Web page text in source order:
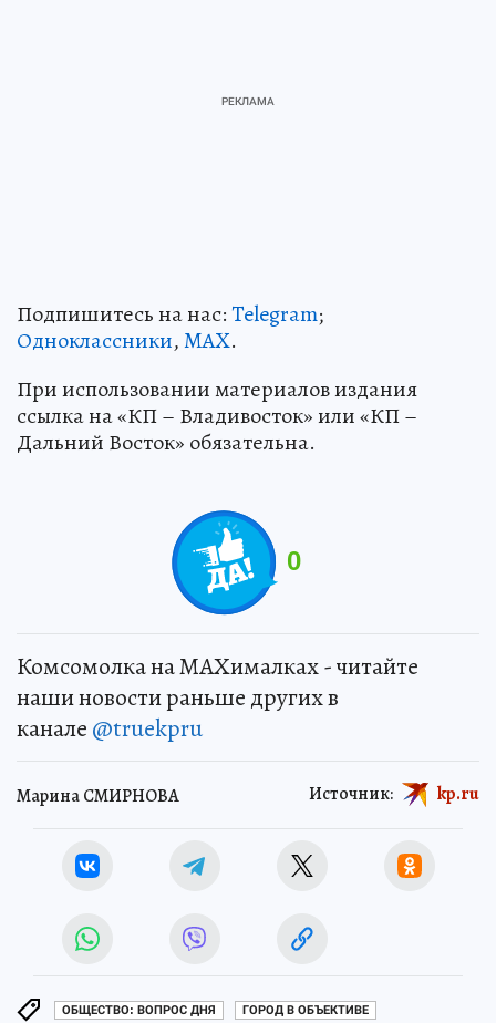
Подпишитесь на нас:Telegram;
Одноклассники,MAX.
При использовании материалов издания
ссылка на «КП – Владивосток» или «КП –
Дальний Восток» обязательна.
0
Комсомолка на MAXималках - читайте
наши новости раньше других в
канале @truekpru
Марина СМИРНОВА Источник: kp.ru
ОБЩЕСТВО: ВОПРОС ДНЯ ГОРОД В ОБЪЕКТИВЕ